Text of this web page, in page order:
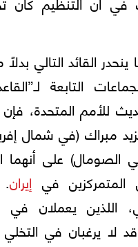
ينحدر القائد التالي
التابعة
للأمم المتحدة،
مبراك (في شمال
الصومال) على أنهما
المتمركزين في إيران.
اللذين يعملان في
لا يرغبان في